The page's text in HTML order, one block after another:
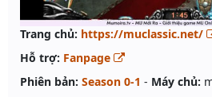
Trang chủ: https://muclassic.net/
Hỗ trợ: Fanpage
Phiên bản: Season 0-1 - Máy chủ: